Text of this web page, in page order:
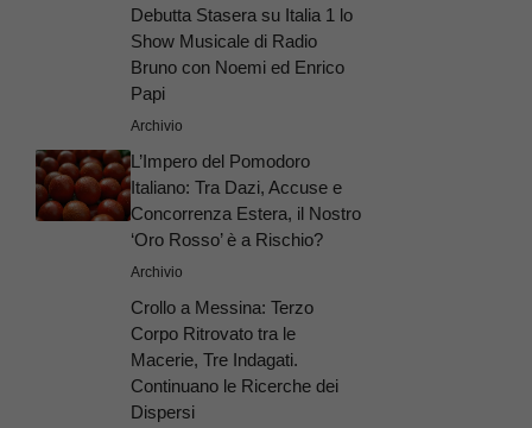
Debutta Stasera su Italia 1 lo
Show Musicale di Radio
Bruno con Noemi ed Enrico
Papi
Archivio
L’Impero del Pomodoro
Italiano: Tra Dazi, Accuse e
Concorrenza Estera, il Nostro
‘Oro Rosso’ è a Rischio?
Archivio
Crollo a Messina: Terzo
Corpo Ritrovato tra le
Macerie, Tre Indagati.
Continuano le Ricerche dei
Dispersi